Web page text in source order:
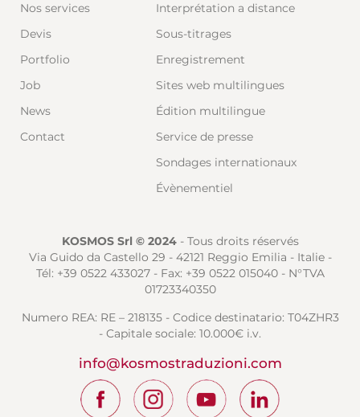
Nos services
Devis
Portfolio
Job
News
Contact
Interprétation a distance
Sous-titrages
Enregistrement
Sites web multilingues
Édition multilingue
Service de presse
Sondages internationaux
Évènementiel
KOSMOS Srl © 2024- Tous droits réservés
Via Guido da Castello 29 - 42121 Reggio Emilia - Italie -
Tél: +39 0522 433027 - Fax: +39 0522 015040 - N°TVA
01723340350
Numero REA: RE – 218135 - Codice destinatario: T04ZHR3
- Capitale sociale: 10.000€ i.v.
info@kosmostraduzioni.com